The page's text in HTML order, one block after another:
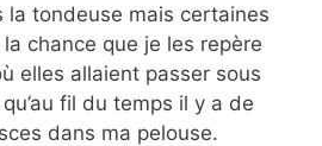
la tondeuse mais certaines
chance que je les repère
elles allaient passer sous
fil du temps il y a de
dans ma pelouse.